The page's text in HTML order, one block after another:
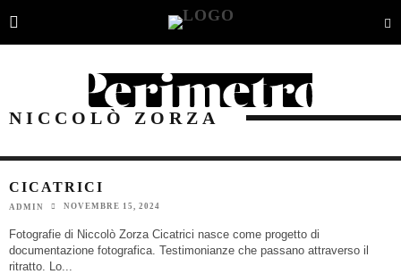
NICCOLÒ ZORZA
CICATRICI
ADMIN NOVEMBRE 15, 2024
Fotografie di Niccolò Zorza Cicatrici nasce come progetto di
documentazione fotografica. Testimonianze che passano attraverso il
ritratto. Lo...